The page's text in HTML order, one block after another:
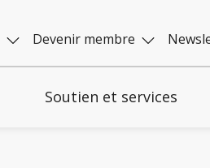
Devenir membre
Soutien et services